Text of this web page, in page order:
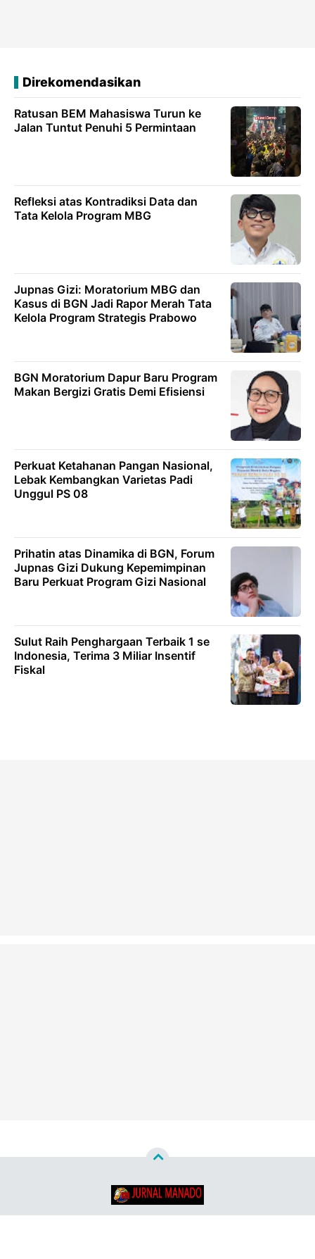
Direkomendasikan
Ratusan BEM Mahasiswa Turun ke
Jalan Tuntut Penuhi 5 Permintaan
Refleksi atas Kontradiksi Data dan
Tata Kelola Program MBG
Jupnas Gizi: Moratorium MBG dan
Kasus di BGN Jadi Rapor Merah Tata
Kelola Program Strategis Prabowo
BGN Moratorium Dapur Baru Program
Makan Bergizi Gratis Demi Efisiensi
Perkuat Ketahanan Pangan Nasional,
Lebak Kembangkan Varietas Padi
Unggul PS 08
Prihatin atas Dinamika di BGN, Forum
Jupnas Gizi Dukung Kepemimpinan
Baru Perkuat Program Gizi Nasional
Sulut Raih Penghargaan Terbaik 1 se
Indonesia, Terima 3 Miliar Insentif
Fiskal
Copyright ©2026Jurnal Manado - Santun & Terpercaya™